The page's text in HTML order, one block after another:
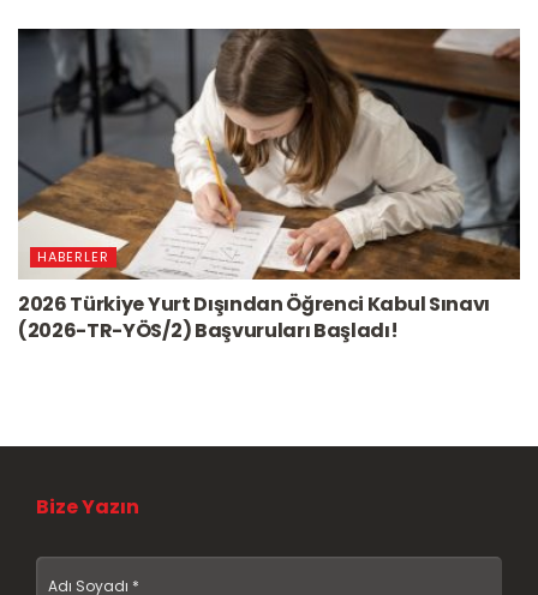
HABERLER
2026 Türkiye Yurt Dışından Öğrenci Kabul Sınavı
(2026-TR-YÖS/2) Başvuruları Başladı!
Bize Yazın